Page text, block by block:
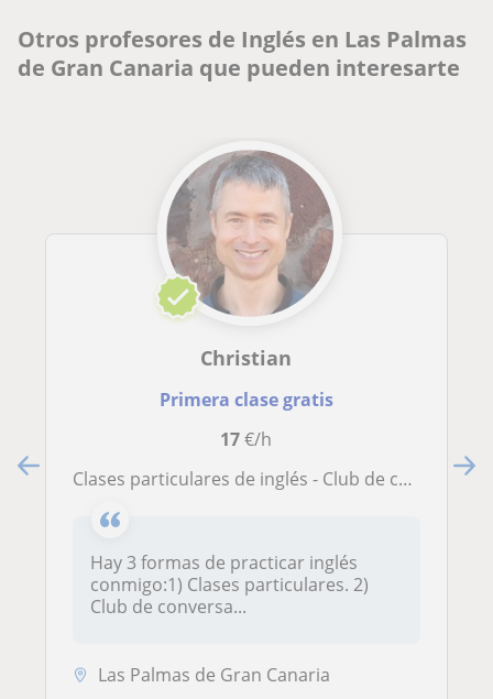
Otros profesores de Inglés en Las Palmas
de Gran Canaria que pueden interesarte
Christian
Primera clase gratis
17€/h
Clases particulares de inglés - Club de conversación - Preparación de exámenes
Hay 3 formas de practicar inglés
conmigo:1) Clases particulares. 2)
Club de conversa...
Las Palmas de Gran Canaria